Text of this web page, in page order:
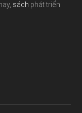
sách phát triển